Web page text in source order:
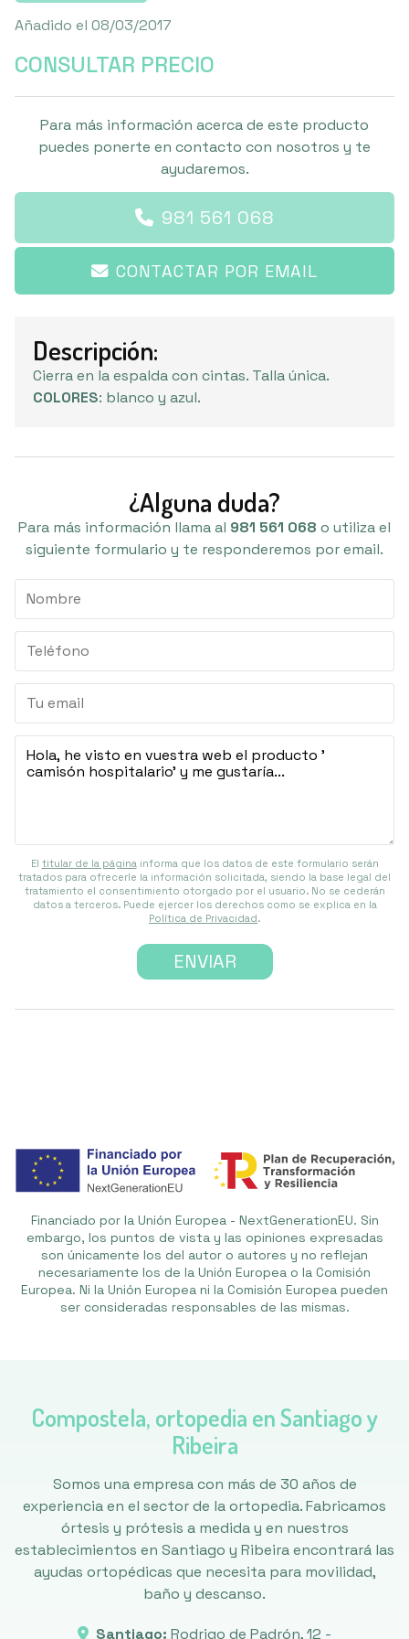
Añadido el 08/03/2017
CONSULTAR PRECIO
Para más información acerca de este producto
puedes ponerte en contacto con nosotros y te
ayudaremos.
981 561 068
CONTACTAR POR EMAIL
Descripción:
Cierra en la espalda con cintas. Talla única.
COLORES: blanco y azul.
¿Alguna duda?
Para más información llama al 981 561 068 o utiliza el
siguiente formulario y te responderemos por email.
El titular de la página informa que los datos de este formulario serán
tratados para ofrecerle la información solicitada, siendo la base legal del
tratamiento el consentimiento otorgado por el usuario. No se cederán
datos a terceros. Puede ejercer los derechos como se explica en la
Política de Privacidad.
Financiado por la Unión Europea - NextGenerationEU. Sin
embargo, los puntos de vista y las opiniones expresadas
son únicamente los del autor o autores y no reflejan
necesariamente los de la Unión Europea o la Comisión
Europea. Ni la Unión Europea ni la Comisión Europea pueden
ser consideradas responsables de las mismas.
Compostela, ortopedia en Santiago y
Ribeira
Somos una empresa con más de 30 años de
experiencia en el sector de la ortopedia. Fabricamos
órtesis y prótesis a medida y en nuestros
establecimientos en Santiago y Ribeira encontrará las
ayudas ortopédicas que necesita para movilidad,
baño y descanso.
Santiago: Rodrigo de Padrón, 12 -